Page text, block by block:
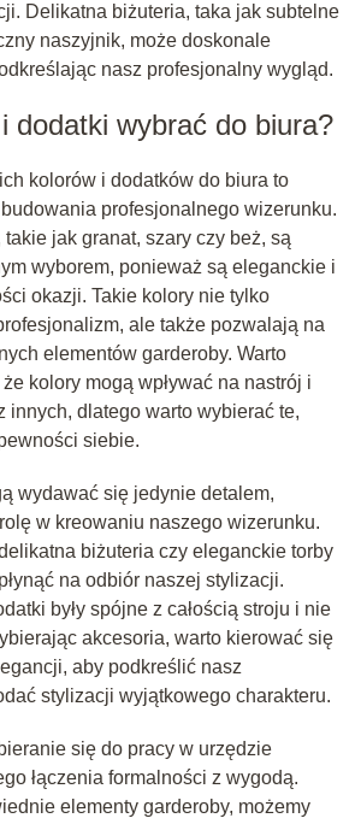
Delikatna biżuteria, taka jak subtelne
naszyjnik, może doskonale
nasz profesjonalny wygląd.
dodatki wybrać do biura?
kolorów i dodatków do biura to
profesjonalnego wizerunku.
jak granat, szary czy beż, są
wyborem, ponieważ są eleganckie i
okazji. Takie kolory nie tylko
ale także pozwalają na
elementów garderoby. Warto
kolory mogą wpływać na nastrój i
innych, dlatego warto wybierać te,
siebie.
wydawać się jedynie detalem,
w kreowaniu naszego wizerunku.
biżuteria czy eleganckie torby
na odbiór naszej stylizacji.
były spójne z całością stroju i nie
akcesoria, warto kierować się
aby podkreślić nasz
stylizacji wyjątkowego charakteru.
się do pracy w urzędzie
łączenia formalności z wygodą.
elementy garderoby, możemy